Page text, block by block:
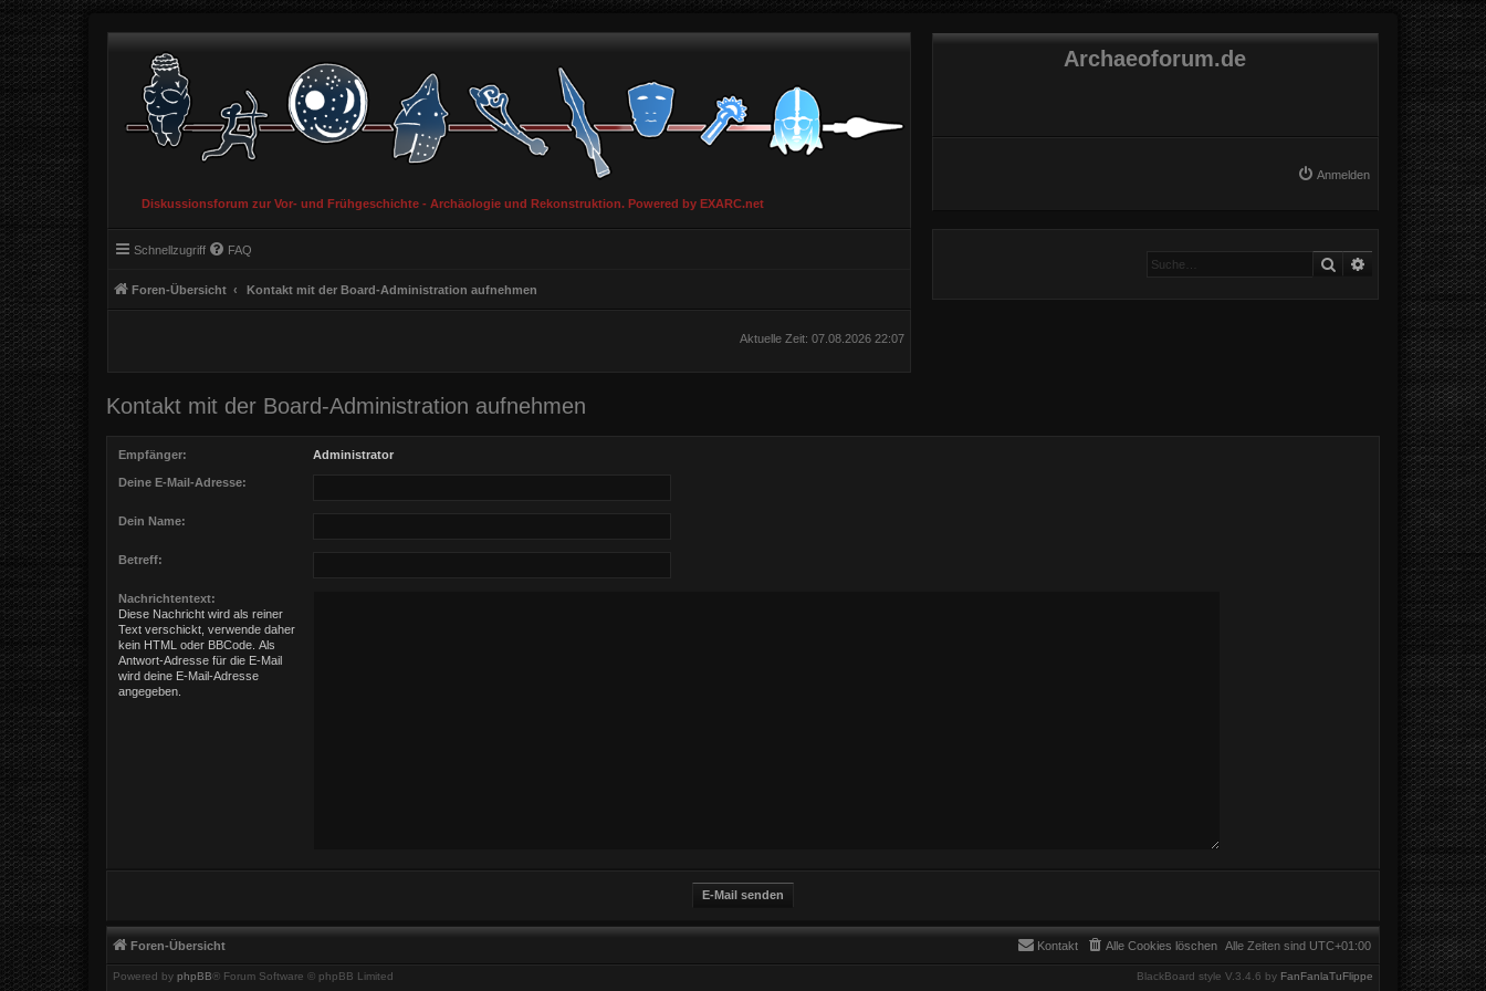
Diskussionsforum zur Vor- und Frühgeschichte - Archäologie und Rekonstruktion. Powered by EXARC.net
Archaeoforum.de
Anmelden
Schnellzugriff FAQ
Foren-Übersicht Kontakt mit der Board-Administration aufnehmen
Suche Erweiterte Suche
Aktuelle Zeit: 07.08.2026 22:07
Kontakt mit der Board-Administration aufnehmen
Empfänger: Administrator
Deine E-Mail-Adresse:
Dein Name:
Betreff:
Nachrichtentext:
Diese Nachricht wird als reiner
Text verschickt, verwende daher
kein HTML oder BBCode. Als
Antwort-Adresse für die E-Mail
wird deine E-Mail-Adresse
angegeben.
Foren-Übersicht Alle Zeiten sind UTC+01:00
Alle Cookies löschen
Kontakt
Powered by phpBB® Forum Software © phpBB Limited BlackBoard style V.3.4.6 by FanFanlaTuFlippe